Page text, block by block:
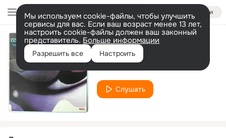
Войти
Мы используем cookie-файлы, чтобы улучшить
сервисы для вас. Если ваш возраст менее 13 лет,
настроить cookie-файлы должен ваш законный
представитель. Больше информации
Разрешить все Настроить
Bolero Loco
Слушать